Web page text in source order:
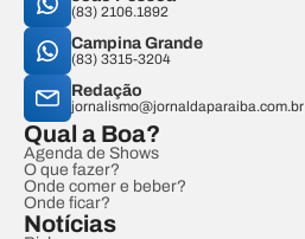
(83) 2106.1892
Campina Grande
(83) 3315-3204
Redação
jornalismo@jornaldaparaiba.com.br
Qual a Boa?
Agenda de Shows
O que fazer?
Onde comer e beber?
Onde ficar?
Notícias